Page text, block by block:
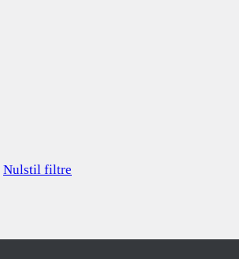
Nulstil filtre